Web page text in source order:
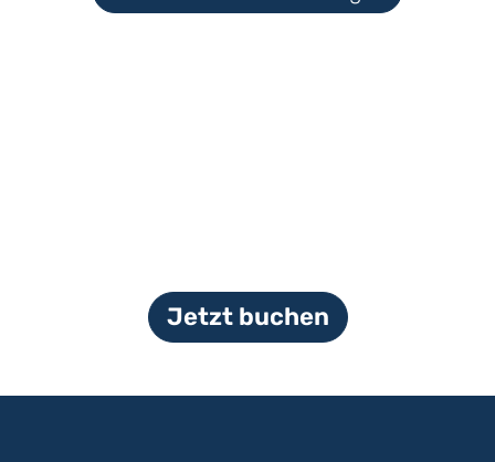
Jetzt buchen